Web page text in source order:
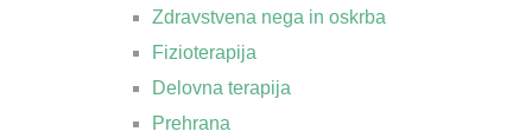
Zdravstvena nega in oskrba
Fizioterapija
Delovna terapija
Prehrana